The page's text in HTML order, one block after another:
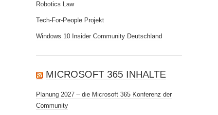
Robotics Law
Tech-For-People Projekt
Windows 10 Insider Community Deutschland
MICROSOFT 365 INHALTE
Planung 2027 – die Microsoft 365 Konferenz der
Community